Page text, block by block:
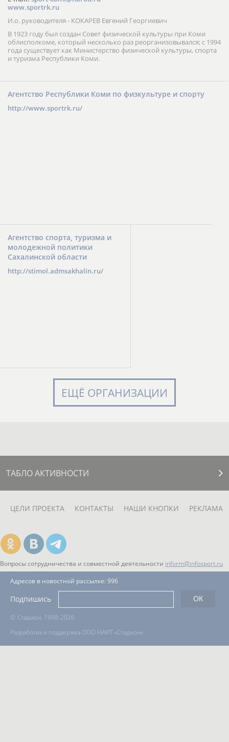
www.sportrk.ru
И.о. руководителя - КОКАРЕВ Евгений Георгиевич
В 1923 году был создан Совет физической культуры при Коми
облисполкоме, который несколько раз реорганизовывался; с 1994
года существует как Министерство физической культуры, спорта
и туризма Республики Коми.
Агентство Республики Коми по физкультуре и спорту
http://www.sportrk.ru/
Агентство спорта, туризма и
молодежной политики
Сахалинской области
http://stimol.admsakhalin.ru/
ЕЩЁ ОРГАНИЗАЦИИ
ТАБЛО АКТИВНОСТИ
ЦЕЛИ ПРОЕКТА КОНТАКТЫ НАШИ КНОПКИ РЕКЛАМА
Вопросы сотрудничества и совместной деятельности inform@infosport.ru
© Стадион, 1998-2026
Разработка и поддержка ООО НАИТ «Стадион»
Адресов в новостной рассылке: 996
Подпишись